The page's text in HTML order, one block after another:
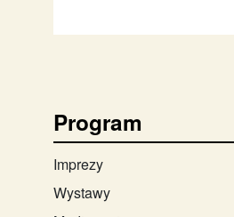
Program
Imprezy
Wystawy